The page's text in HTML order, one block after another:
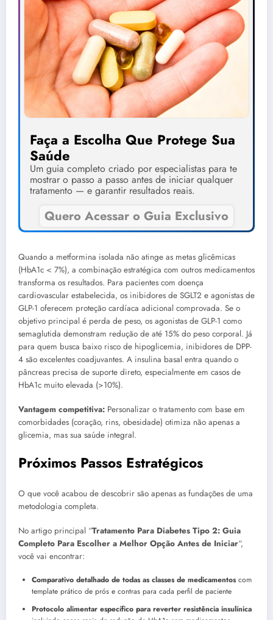
Faça a Escolha Que Protege Sua
Saúde
Um guia completo criado por especialistas para te
mostrar o passo a passo antes de iniciar qualquer
tratamento — e garantir resultados reais.
Quero Acessar o Guia Exclusivo
Quando a metformina isolada não atinge as metas glicêmicas
(HbA1c < 7%), a combinação estratégica com outros medicamentos
transforma os resultados. Para pacientes com doença
cardiovascular estabelecida, os inibidores de SGLT2 e agonistas de
GLP-1 oferecem proteção cardíaca adicional comprovada. Se o
objetivo principal é perda de peso, os agonistas de GLP-1 como
semaglutida demonstram redução de até 15% do peso corporal. Já
para quem busca baixo risco de hipoglicemia, inibidores de DPP-
4 são excelentes coadjuvantes. A insulina basal entra quando o
pâncreas precisa de suporte direto, especialmente em casos de
HbA1c muito elevada (>10%).
Vantagem competitiva: Personalizar o tratamento com base em
comorbidades (coração, rins, obesidade) otimiza não apenas a
glicemia, mas sua saúde integral.
Próximos Passos Estratégicos
O que você acabou de descobrir são apenas as fundações de uma
metodologia completa.
No artigo principal “Tratamento Para Diabetes Tipo 2: Guia
Completo Para Escolher a Melhor Opção Antes de Iniciar“,
você vai encontrar:
Comparativo detalhado de todas as classes de medicamentoscom
template prático de prós e contras para cada perfil de paciente
Protocolo alimentar específico para reverter resistência insulínica